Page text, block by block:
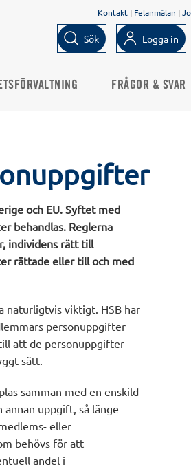
Kontakt | Felanmälan |
Sök Logga in
FRÅGOR & SVAR
och EU. Syftet med
behandlas. Reglerna
individens rätt till
rättade eller till och med
naturligtvis viktigt. HSB har
personuppgifter
att de personuppgifter
sätt.
samman med en enskild
uppgift, så länge
eller
behövs för att
andel i